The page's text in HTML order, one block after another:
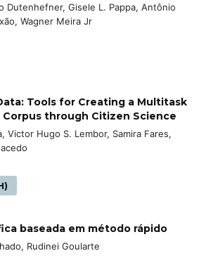
Dutenhefner, Gisele L. Pappa, Antônio
Wagner Meira Jr
Tools for Creating a Multitask
through Citizen Science
Victor Hugo S. Lembor, Samira Fares,
baseada em método rápido
Rudinei Goularte